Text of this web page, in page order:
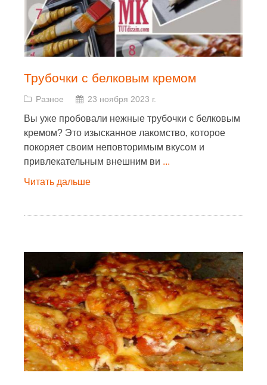
Трубочки с белковым кремом
Разное 23 ноября 2023 г.
Вы уже пробовали нежные трубочки с белковым
кремом? Это изысканное лакомство, которое
покоряет своим неповторимым вкусом и
привлекательным внешним ви ...
Читать дальше